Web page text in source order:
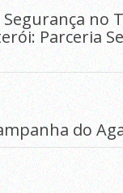
no
Parceria
do